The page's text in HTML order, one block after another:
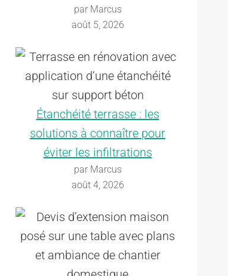
par Marcus
août 5, 2026
Étanchéité terrasse : les
solutions à connaître pour
éviter les infiltrations
par Marcus
août 4, 2026